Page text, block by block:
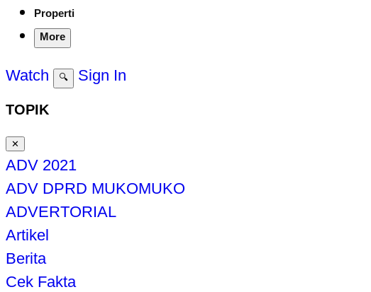
Properti
More
Watch 🔍 Sign In
TOPIK
✕
ADV 2021
ADV DPRD MUKOMUKO
ADVERTORIAL
Artikel
Berita
Cek Fakta